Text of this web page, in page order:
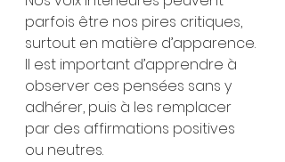
parfois être nos pires critiques,
surtout en matière d’apparence.
Il est important d’apprendre à
observer ces pensées sans y
adhérer, puis à les remplacer
par des affirmations positives
ou neutres.